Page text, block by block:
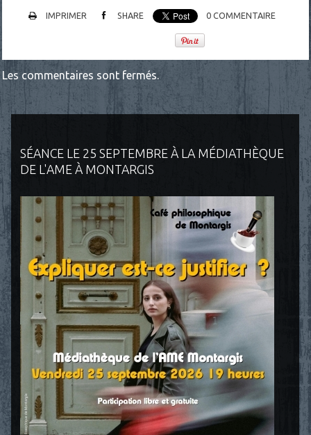
SÉANCE LE 25 SEPTEMBRE À LA MÉDIATHÈQUE
DE L'AME À MONTARGIS
IMPRIMER SHARE 0 COMMENTAIRE
Les commentaires sont fermés.